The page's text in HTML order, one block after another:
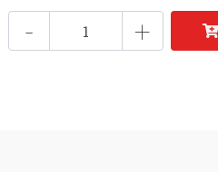
- +